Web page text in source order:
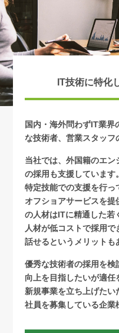
IT技術に特化
国内・海外問わずIT業界
な技術者、営業スタッフ
当社では、外国籍のエン
の採用も支援しています
特定技能での支援を行っ
オフショアサービスを
の人材はITに精通した若
人材が低コストで採用で
話せるというメリットも
優秀な技術者の採用を検
向上を目指したいが適任
新規事業を立ち上げたい
社員を募集している企業